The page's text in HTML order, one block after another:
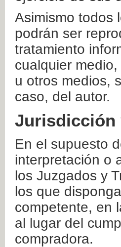
Asimismo todos
podrán ser
tratamiento
cualquier
u otros medios,
caso, del autor.
Jurisdicción
En el supuesto
interpretación o
los Juzgados y
los que
competente, en
al lugar del
compradora.